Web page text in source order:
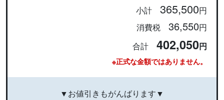
小計 365,500円
消費税 36,550円
合計 402,050円
※正式な金額ではありません。
▼お値引きもがんばります▼